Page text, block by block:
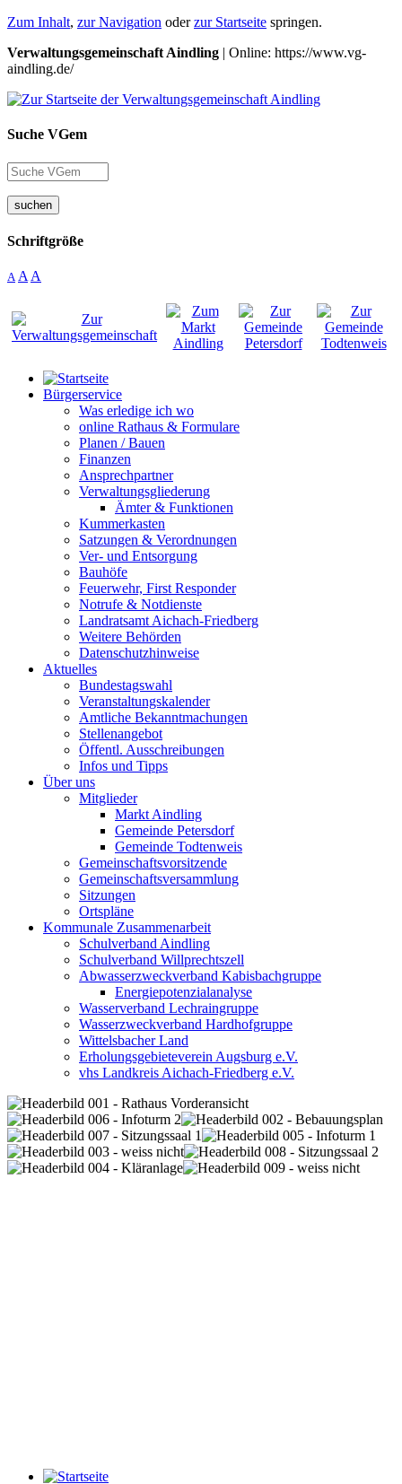
Zum Inhalt, zur Navigation oderzur Startseite springen.
Verwaltungsgemeinschaft Aindling | Online: https://www.vg-
aindling.de/
Suche VGem
suchen
Schriftgröße
A A A
Bürgerservice
Was erledige ich wo
online Rathaus & Formulare
Planen / Bauen
Finanzen
Ansprechpartner
Verwaltungsgliederung
Ämter & Funktionen
Kummerkasten
Satzungen & Verordnungen
Ver- und Entsorgung
Bauhöfe
Feuerwehr, First Responder
Notrufe & Notdienste
Landratsamt Aichach-Friedberg
Weitere Behörden
Datenschutzhinweise
Aktuelles
Bundestagswahl
Veranstaltungskalender
Amtliche Bekanntmachungen
Stellenangebot
Öffentl. Ausschreibungen
Infos und Tipps
Über uns
Mitglieder
Markt Aindling
Gemeinde Petersdorf
Gemeinde Todtenweis
Gemeinschaftsvorsitzende
Gemeinschaftsversammlung
Sitzungen
Ortspläne
Kommunale Zusammenarbeit
Schulverband Aindling
Schulverband Willprechtszell
Abwasserzweckverband Kabisbachgruppe
Energiepotenzialanalyse
Wasserverband Lechraingruppe
Wasserzweckverband Hardhofgruppe
Wittelsbacher Land
Erholungsgebieteverein Augsburg e.V.
vhs Landkreis Aichach-Friedberg e.V.